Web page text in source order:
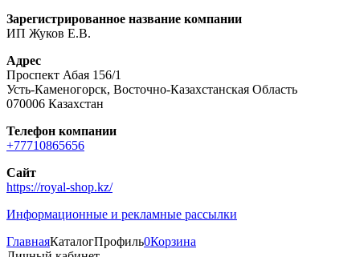
Зарегистрированное название компании
ИП Жуков Е.В.
Адрес
Проспект Абая 156/1
Усть-Каменогорск, Восточно-Казахстанская Область
070006 Казахстан
Телефон компании
+77710865656
Сайт
https://royal-shop.kz/
Информационные и рекламные рассылки
ГлавнаяКаталогПрофиль0Корзина